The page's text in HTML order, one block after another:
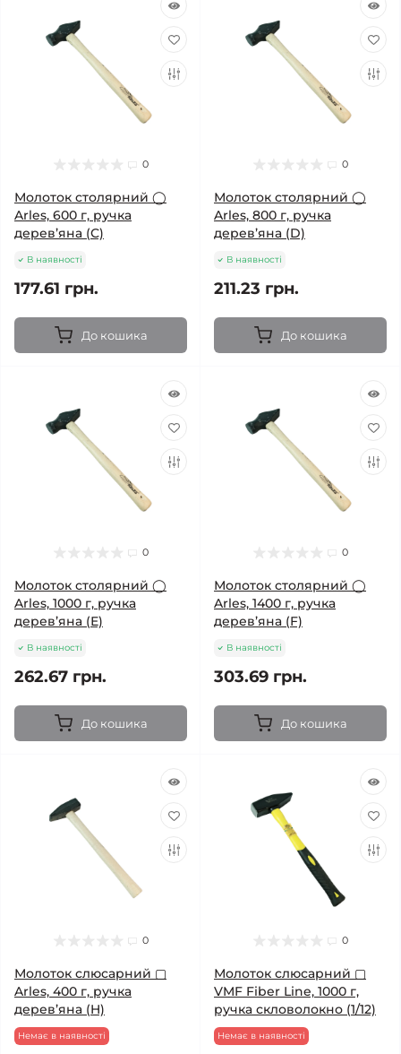
0
Молоток столярний ◯
Arles, 600 г, ручка
дерев’яна (С)
В наявності
177.61 грн.
До кошика
0
Молоток столярний ◯
Arles, 800 г, ручка
дерев’яна (D)
В наявності
211.23 грн.
До кошика
0
Молоток столярний ◯
Arles, 1000 г, ручка
дерев’яна (Е)
В наявності
262.67 грн.
До кошика
0
Молоток столярний ◯
Arles, 1400 г, ручка
дерев’яна (F)
В наявності
303.69 грн.
До кошика
0
Молоток слюсарний ▢
Arles, 400 г, ручка
дерев’яна (H)
Немає в наявності
0
Молоток слюсарний ▢
VMF Fiber Line, 1000 г,
ручка скловолокно (1/12)
Немає в наявності